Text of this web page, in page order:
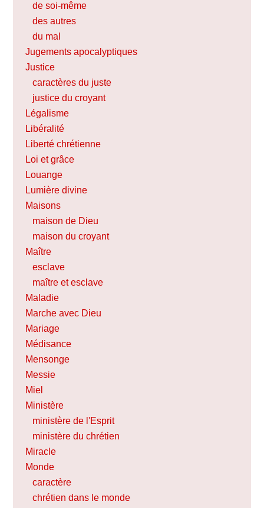
de soi-même
des autres
du mal
Jugements apocalyptiques
Justice
caractères du juste
justice du croyant
Légalisme
Libéralité
Liberté chrétienne
Loi et grâce
Louange
Lumière divine
Maisons
maison de Dieu
maison du croyant
Maître
esclave
maître et esclave
Maladie
Marche avec Dieu
Mariage
Médisance
Mensonge
Messie
Miel
Ministère
ministère de l'Esprit
ministère du chrétien
Miracle
Monde
caractère
chrétien dans le monde